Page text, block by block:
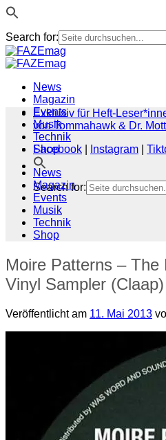
Search for:
Zum
Inhalt
News
Magazin
Events
Musik
Technik
Shop
Search for:
Exklusiv für Heft-
von Tommahawk & Dr.
Facebook
Instagram
News
Magazin
Events
Musik
Technik
Shop
Moire Patterns – The
Vinyl Sampler (Claap)
Veröffentlicht am 11. Mai 2013